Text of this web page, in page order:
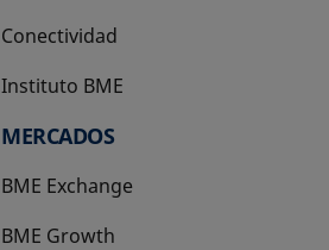
Conectividad
Instituto BME
se abre en una pestaña nueva
MERCADOS
BME Exchange
BME Growth
se abre en una pestaña nueva